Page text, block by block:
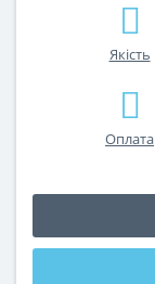
Якість
Оплата